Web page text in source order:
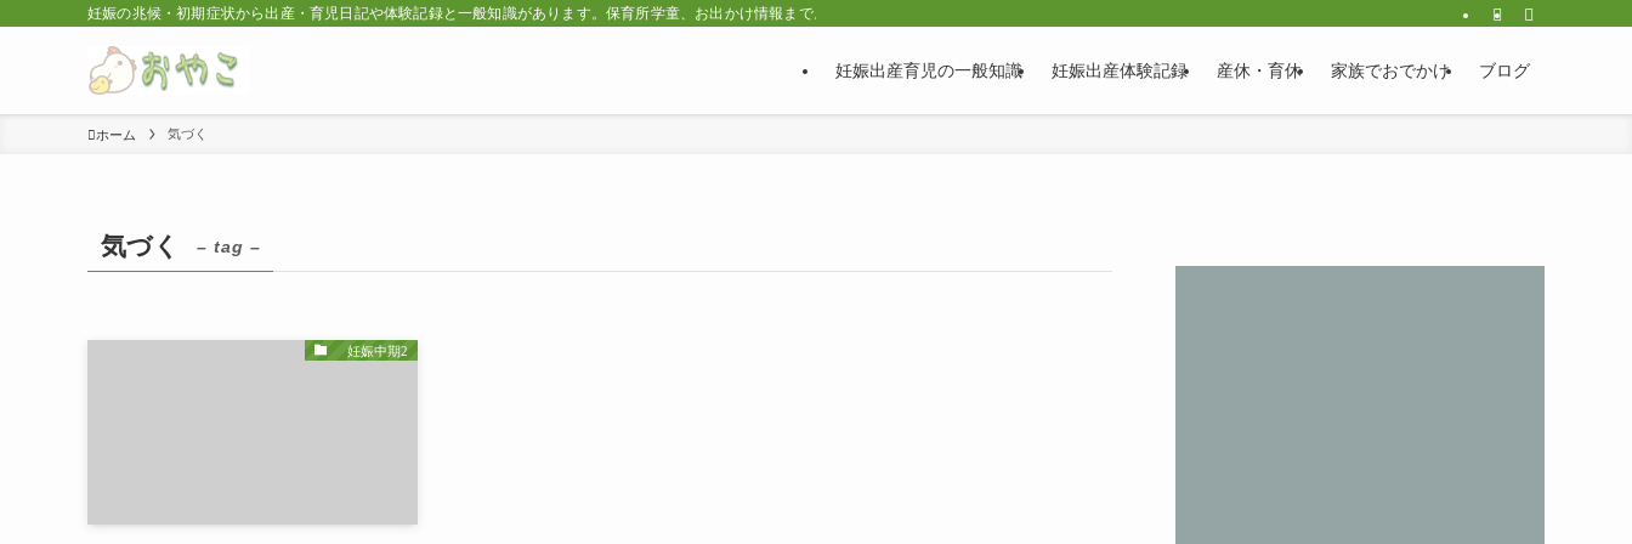
妊娠の兆候・初期症状から出産・育児日記や体験記録と一般知識があります。保育所学童、お出かけ情報まで。
妊娠出産育児の一般知識 妊娠出産体験記録 産休・育休 家族でおでかけ ブログ
ホーム 気づく
気づく – tag –
妊娠中期2